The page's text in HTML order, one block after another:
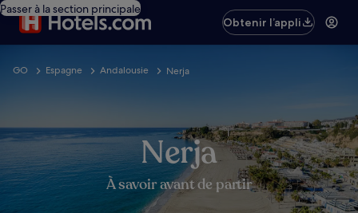
Passer à la section principale
Obtenir l’appli
GO Espagne Andalousie Nerja
Nerja
À savoir avant de partir